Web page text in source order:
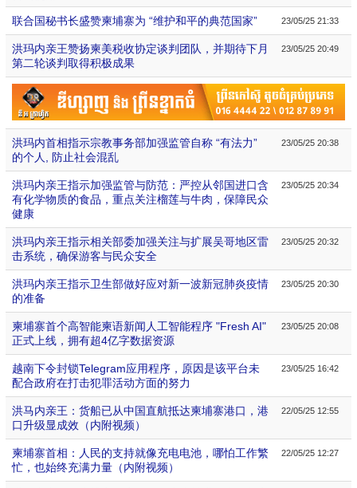
联合国秘书长盛赞柬埔寨为 “维护和平的典范国家” 23/05/25 21:33
洪玛内亲王赞扬柬美税收协定谈判团队，并期待下月
第二轮谈判取得积极成果
23/05/25 20:49
洪玛内首相指示宗教事务部加强监管自称 “有法力”
的个人, 防止社会混乱
23/05/25 20:38
洪玛内亲王指示加强监管与防范：严控从邻国进口含
有化学物质的食品，重点关注榴莲与牛肉，保障民众
健康
23/05/25 20:34
洪玛内亲王指示相关部委加强关注与扩展吴哥地区雷
击系统，确保游客与民众安全
23/05/25 20:32
洪玛内亲王指示卫生部做好应对新一波新冠肺炎疫情
的准备
23/05/25 20:30
柬埔寨首个高智能柬语新闻人工智能程序 "Fresh AI"
正式上线，拥有超4亿字数据资源
23/05/25 20:08
越南下令封锁Telegram应用程序，原因是该平台未
配合政府在打击犯罪活动方面的努力
23/05/25 16:42
洪马内亲王：货船已从中国直航抵达柬埔寨港口，港
口升级显成效（内附视频）
22/05/25 12:55
柬埔寨首相：人民的支持就像充电电池，哪怕工作繁
忙，也始终充满力量（内附视频）
22/05/25 12:27